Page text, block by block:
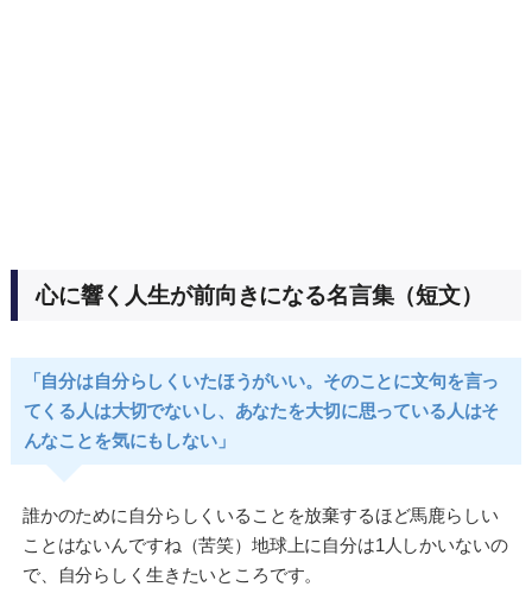
心に響く人生が前向きになる名言集（短文）
「自分は自分らしくいたほうがいい。そのことに文句を言っ
てくる人は大切でないし、あなたを大切に思っている人はそ
んなことを気にもしない」
誰かのために自分らしくいることを放棄するほど馬鹿らしい
ことはないんですね（苦笑）地球上に自分は1人しかいないの
で、自分らしく生きたいところです。